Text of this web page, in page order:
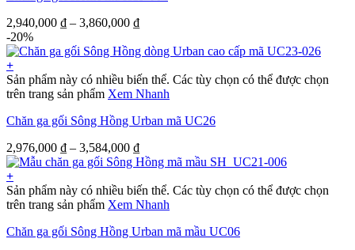
2,940,000 ₫ – 3,860,000 ₫
-20%
+
Sản phẩm này có nhiều biến thể. Các tùy chọn có thể được chọn
trên trang sản phẩm Xem Nhanh
Chăn ga gối Sông Hồng Urban mã UC26
2,976,000 ₫ – 3,584,000 ₫
+
Sản phẩm này có nhiều biến thể. Các tùy chọn có thể được chọn
trên trang sản phẩm Xem Nhanh
Chăn ga gối Sông Hồng Urban mã mầu UC06